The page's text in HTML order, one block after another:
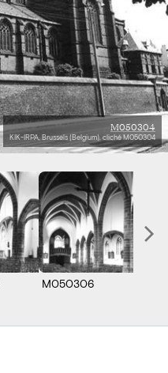
M050304
KIK-IRPA, Brussels (Belgium), cliché M050304
M050306